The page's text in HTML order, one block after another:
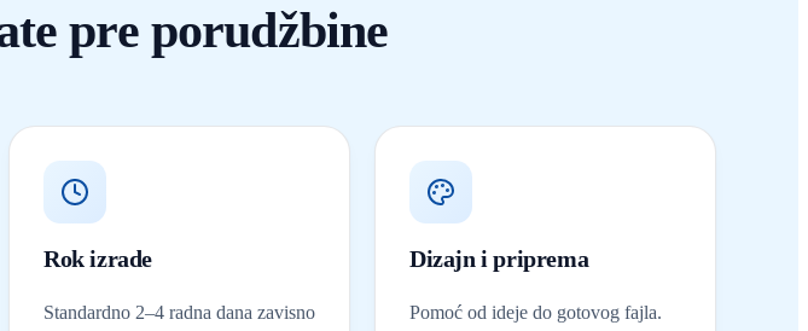
pre porudžbine
Rok izrade
Standardno 2–4 radna dana zavisno
Dizajn i priprema
Pomoć od ideje do gotovog fajla.